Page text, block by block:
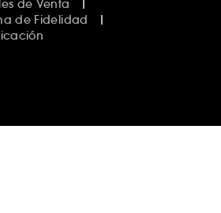
de Venta
de Fidelidad